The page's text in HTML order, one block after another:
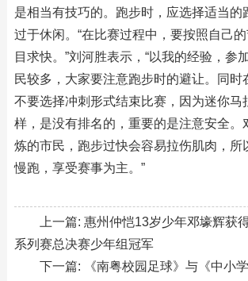
是相当有技巧的。跑步时，应选择适当的
过于休闲。“在比赛过程中，要按照自己
目求快。”刘河胜表示，“以我的经验，参
民较多，大家要注意跑步时的避让。同时
不要选择冲刺形式结束比赛，因为迷你马
样，是没有排名的，重要的是注意安全。
炼的市民，跑步过快会容易拉伤肌肉，所
慢跑，享受赛事为主。”
上一篇: 惠州仲恺13岁少年邓壕辉获
系列赛总决赛少年组冠军
下一篇:
《南粤校园足球》与《中小